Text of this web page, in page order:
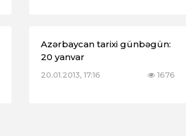
Azərbaycan tarixi günbəgün:
20 yanvar
20.01.2013, 17:16 1676